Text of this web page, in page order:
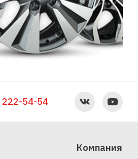
222-54-54
Компания